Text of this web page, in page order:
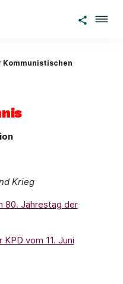
Krieg
80. Jahrestag der
vom 11. Juni